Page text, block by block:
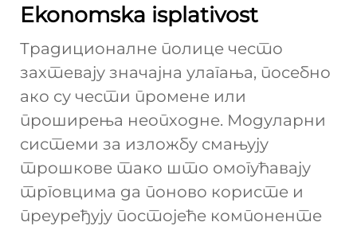
Ekonomska isplativost
Традиционалне полице често
захтевају значајна улагања, посебно
ако су чести промене или
проширења неопходне. Модуларни
системи за изложбу смањују
трошкове тако што омогућавају
трговцима да поново користе и
преуређују постојеће компоненте